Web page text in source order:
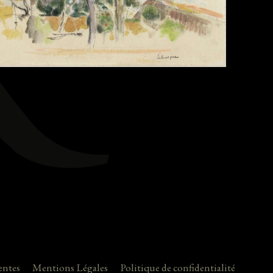
Mentions Légales Politique de confidentialité